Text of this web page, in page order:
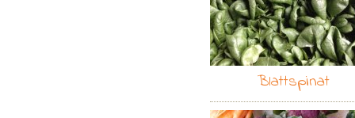
Blattspinat